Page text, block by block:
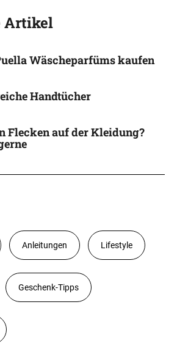
Artikel
Wäscheparfüms kaufen
Handtücher
Flecken auf der Kleidung?
Anleitungen Lifestyle
Geschenk-Tipps